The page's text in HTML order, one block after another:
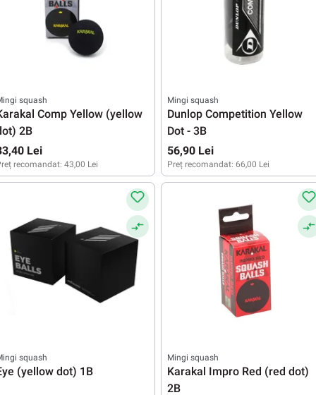
squash
Comp Yellow (yellow
2B
Lei
recomandat: 43,00 Lei
Mingi squash
Dunlop Competition Yellow
Dot - 3B
56,90 Lei
Preț recomandat: 66,00 Lei
squash
(yellow dot) 1B
Mingi squash
Karakal Impro Red (red dot)
2B